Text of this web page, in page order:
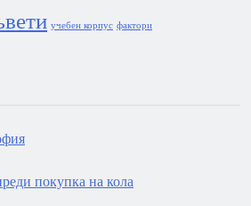
учебен корпус фактори
покупка на кола